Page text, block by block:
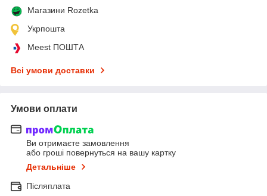
Магазини Rozetka
Укрпошта
Meest ПОШТА
Всі умови доставки
Умови оплати
Ви отримаєте замовлення
або гроші повернуться на вашу картку
Детальніше
Післяплата